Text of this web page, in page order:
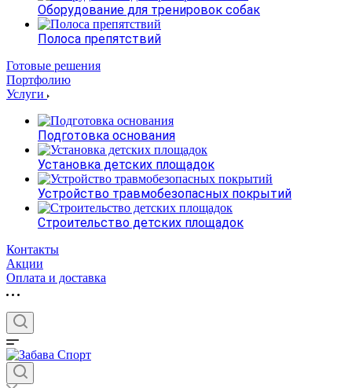
Оборудование для тренировок собак
Полоса препятствий
Готовые решения
Портфолию
Услуги
Подготовка основания
Установка детских площадок
Устройство травмобезопасных покрытий
Строительство детских площадок
Контакты
Акции
Оплата и доставка